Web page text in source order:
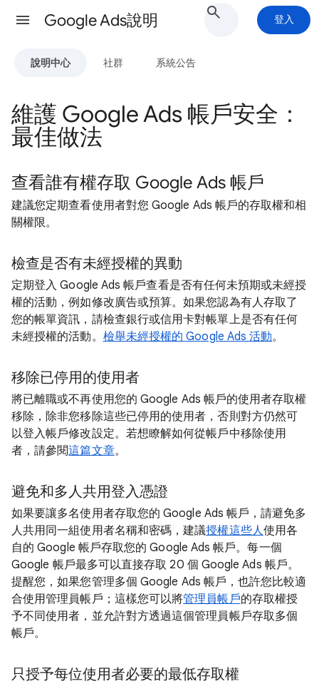
Google Ads說明 登入
說明中心 社群 系統公告
維護 Google Ads 帳戶安全：
最佳做法
查看誰有權存取 Google Ads 帳戶
建議您定期查看使用者對您 Google Ads 帳戶的存取權和相
關權限。
檢查是否有未經授權的異動
定期登入 Google Ads 帳戶查看是否有任何未預期或未經授
權的活動，例如修改廣告或預算。如果您認為有人存取了
您的帳單資訊，請檢查銀行或信用卡對帳單上是否有任何
未經授權的活動。 檢舉未經授權的 Google Ads 活動。
移除已停用的使用者
將已離職或不再使用您的 Google Ads 帳戶的使用者存取權
移除，除非您移除這些已停用的使用者，否則對方仍然可
以登入帳戶修改設定。若想瞭解如何從帳戶中移除使用
者，請參閱這篇文章。
避免和多人共用登入憑證
如果要讓多名使用者存取您的 Google Ads 帳戶，請避免多
人共用同一組使用者名稱和密碼，建議授權這些人使用各
自的 Google 帳戶存取您的 Google Ads 帳戶。每一個
Google 帳戶最多可以直接存取 20 個 Google Ads 帳戶。
提醒您，如果您管理多個 Google Ads 帳戶，也許您比較適
合使用管理員帳戶；這樣您可以將管理員帳戶的存取權授
予不同使用者，並允許對方透過這個管理員帳戶存取多個
帳戶。
只授予每位使用者必要的最低存取權